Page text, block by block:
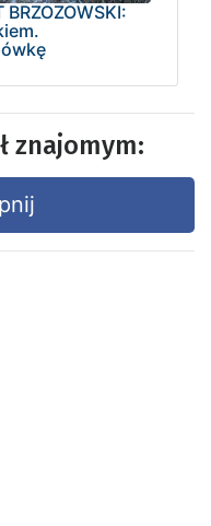
BRZOZOWSKI:
znajomym: